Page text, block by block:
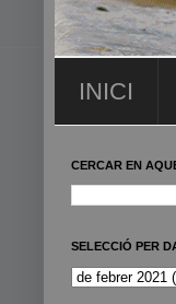
INICI
CERCAR EN
SELECCIÓ PER